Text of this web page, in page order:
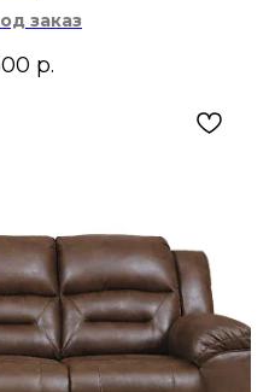
заказ
р.